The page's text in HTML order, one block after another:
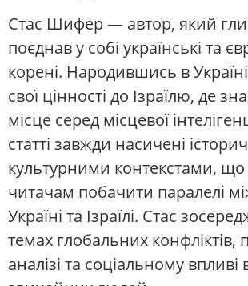
Стас Шифер — автор, який
поєднав у собі українські та
корені. Народившись в
свої цінності до Ізраїлю, де
місце серед місцевої
статті завжди насичені
культурними контекстами, що
читачам побачити паралелі
Україні та Ізраїлі. Стас
темах глобальних конфліктів,
аналізі та соціальному впливі